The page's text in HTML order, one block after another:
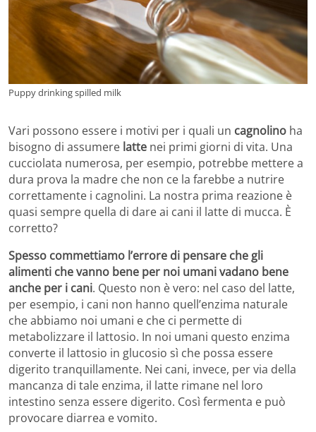
Puppy drinking spilled milk
Vari possono essere i motivi per i quali un cagnolino ha
bisogno di assumere latte nei primi giorni di vita. Una
cucciolata numerosa, per esempio, potrebbe mettere a
dura prova la madre che non ce la farebbe a nutrire
correttamente i cagnolini. La nostra prima reazione è
quasi sempre quella di dare ai cani il latte di mucca. È
corretto?
Spesso commettiamo l’errore di pensare che gli
alimenti che vanno bene per noi umani vadano bene
anche per i cani. Questo non è vero: nel caso del latte,
per esempio, i cani non hanno quell’enzima naturale
che abbiamo noi umani e che ci permette di
metabolizzare il lattosio. In noi umani questo enzima
converte il lattosio in glucosio sì che possa essere
digerito tranquillamente. Nei cani, invece, per via della
mancanza di tale enzima, il latte rimane nel loro
intestino senza essere digerito. Così fermenta e può
provocare diarrea e vomito.